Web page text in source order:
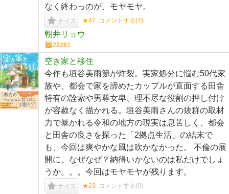
なく終わっのが、モヤモヤ。
ナイス ★47 コメントする(7)
朝井リョウ
22281
空き家と移住
今作も垣谷美雨節が炸裂。実家処分に悩む50代家
族や、都会で家を諦めたカップルが直面する田舎
特有の詮索や男尊女卑、理不尽な役割の押し付け
が容赦なく描かれる。垣谷美雨さんの抜群の取材
力で暴かれる令和の地方の現実は息苦しく、都会
と田舎の良さを探った「2拠点生活」の結末で
も、今回は爽やかな風は吹かなかった。 不倫の展
開に、なぜなぜ？納得いかないのは私だけでしょ
うか。。。今回はモヤモヤが残ります。
ナイス ★23 コメントする(0)